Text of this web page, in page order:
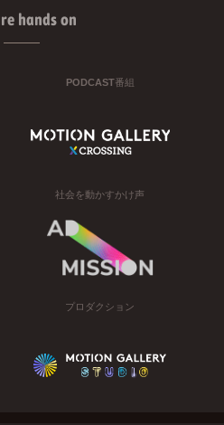
hands on
PODCAST番組
社会を動かすかけ声
プロダクション